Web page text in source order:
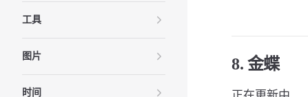
工具
图片
时间
8. 金蝶